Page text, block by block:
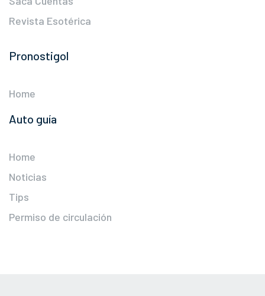
Revista Esotérica
Pronostigol
Home
Auto guía
Home
Noticias
Tips
Permiso de circulación